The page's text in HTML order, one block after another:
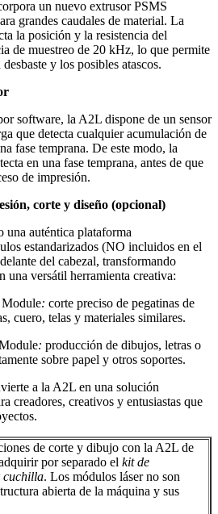
un nuevo extrusor PSMS
grandes caudales de material. La
la posición y la resistencia del
de muestreo de 20 kHz, lo que permite
y los posibles atascos.
software, la A2L dispone de un sensor
que detecta cualquier acumulación de
fase temprana. De este modo, la
en una fase temprana, antes de que
de impresión.
corte y diseño (opcional)
una auténtica plataforma
estandarizados (NO incluidos en el
del cabezal, transformando
una versátil herramienta creativa:
: corte preciso de pegatinas de
cuero, telas y materiales similares.
: producción de dibujos, letras o
sobre papel y otros soportes.
a la A2L en una solución
creadores, creativos y entusiastas que
de corte y dibujo con la A2L de
por separado el kit de
cuchilla. Los módulos láser no son
abierta de la máquina y sus